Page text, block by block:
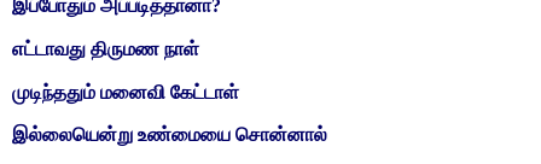
இப்போதும் அப்படித்தானா?
எட்டாவது திருமண நாள்
முடிந்ததும் மனைவி கேட்டாள்
இல்லையென்று உண்மையை சொன்னால்